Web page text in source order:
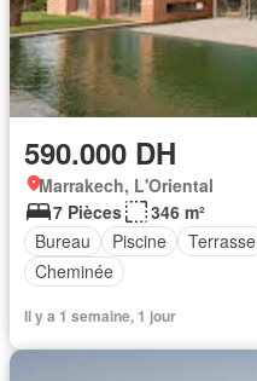
590.000 DH
Marrakech, L'Oriental
7 Pièces
346 m²
Bureau
Piscine Terrasse
Cheminée
Il y a 1 semaine, 1 jour